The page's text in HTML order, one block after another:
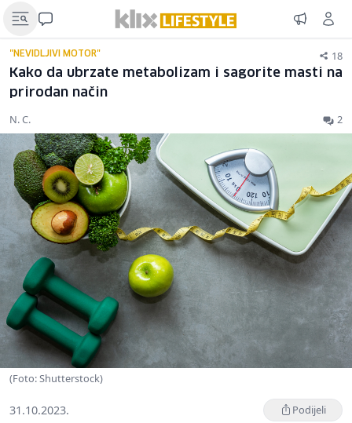
"NEVIDLJIVI MOTOR" 18
Kako da ubrzate metabolizam i sagorite masti na
prirodan način
N. C. 2
(Foto: Shutterstock)
31.10.2023. Podijeli